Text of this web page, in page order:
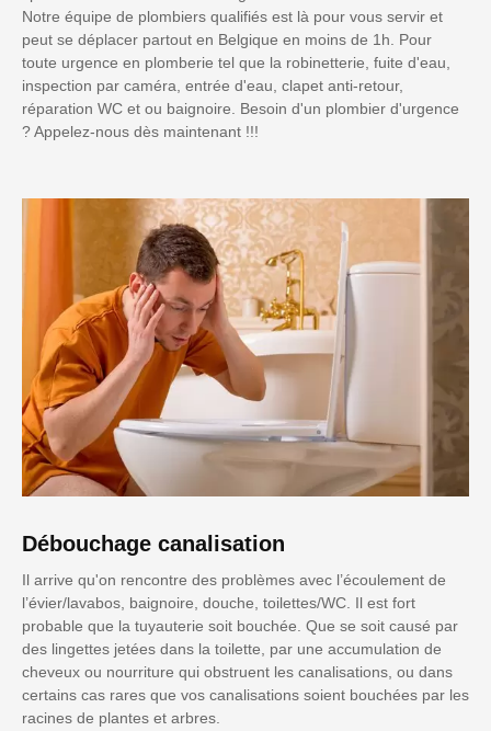
Notre équipe de plombiers qualifiés est là pour vous servir et
peut se déplacer partout en Belgique en moins de 1h. Pour
toute urgence en plomberie tel que la robinetterie, fuite d'eau,
inspection par caméra, entrée d'eau, clapet anti-retour,
réparation WC et ou baignoire. Besoin d'un plombier d'urgence
? Appelez-nous dès maintenant !!!
Débouchage canalisation
Il arrive qu'on rencontre des problèmes avec l’écoulement de
l’évier/lavabos, baignoire, douche, toilettes/WC. Il est fort
probable que la tuyauterie soit bouchée. Que se soit causé par
des lingettes jetées dans la toilette, par une accumulation de
cheveux ou nourriture qui obstruent les canalisations, ou dans
certains cas rares que vos canalisations soient bouchées par les
racines de plantes et arbres.